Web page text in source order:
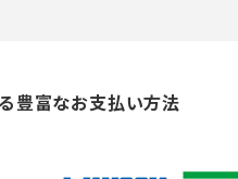
豊富なお支払い方法